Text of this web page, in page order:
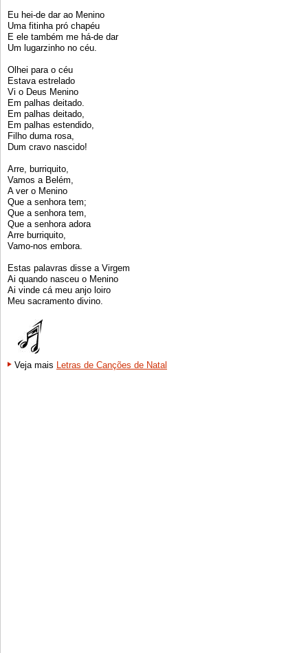
Eu hei-de dar ao Menino
Uma fitinha pró chapéu
E ele também me há-de dar
Um lugarzinho no céu.
Olhei para o céu
Estava estrelado
Vi o Deus Menino
Em palhas deitado.
Em palhas deitado,
Em palhas estendido,
Filho duma rosa,
Dum cravo nascido!
Arre, burriquito,
Vamos a Belém,
A ver o Menino
Que a senhora tem;
Que a senhora tem,
Que a senhora adora
Arre burriquito,
Vamo-nos embora.
Estas palavras disse a Virgem
Ai quando nasceu o Menino
Ai vinde cá meu anjo loiro
Meu sacramento divino.
Veja mais Letras de Canções de Natal